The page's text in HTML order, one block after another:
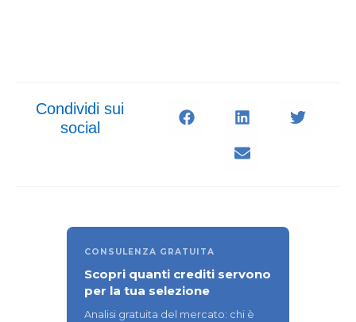
Condividi sui
social
CONSULENZA GRATUITA
Scopri quanti crediti servono
per la tua selezione
Analisi gratuita del mercato: chi è